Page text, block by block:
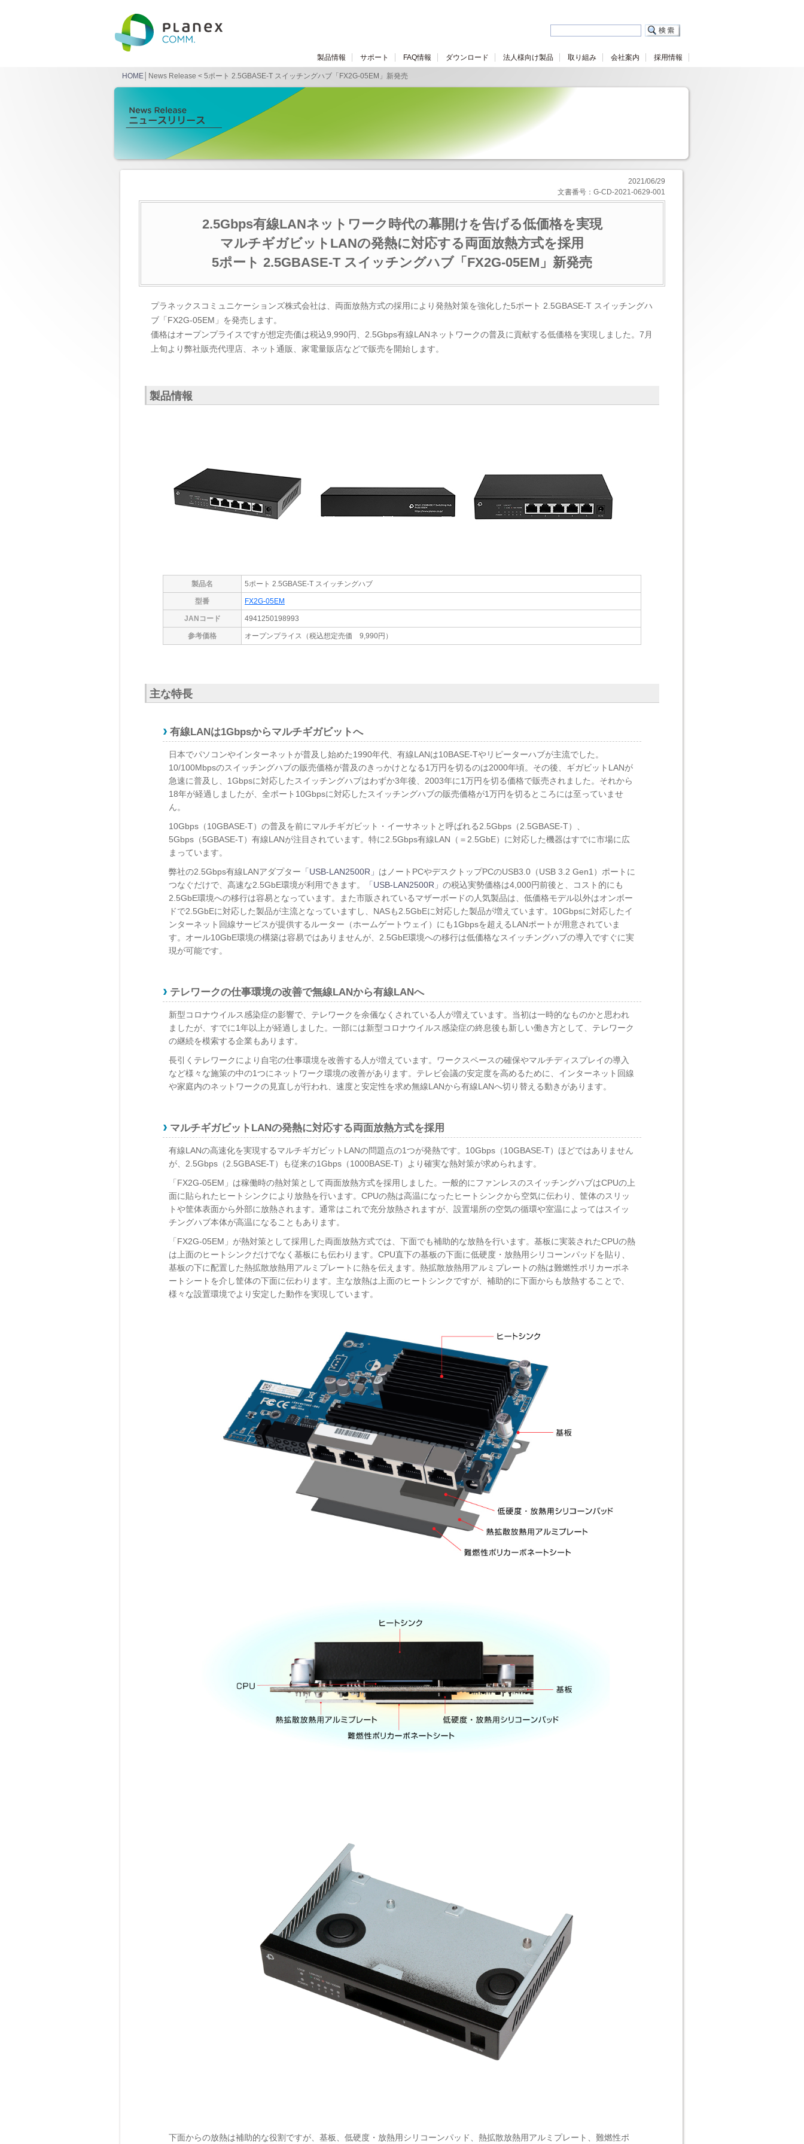
製品情報 サポート FAQ情報 ダウンロード 法人様向け製品 取り組み 会社案内 採用情報
HOME │News Release < 5ポート 2.5GBASE-T スイッチングハブ「FX2G-05EM」新発売
2021/06/29
文書番号：G-CD-2021-0629-001
2.5Gbps有線LANネットワーク時代の幕開けを告げる低価格を実現
マルチギガビットLANの発熱に対応する両面放熱方式を採用
5ポート 2.5GBASE-T スイッチングハブ「FX2G-05EM」新発売
プラネックスコミュニケーションズ株式会社は、両面放熱方式の採用により発熱対策を強化した5ポート 2.5GBASE-T スイッチングハ
ブ「FX2G-05EM」を発売します。
価格はオープンプライスですが想定売価は税込9,990円、2.5Gbps有線LANネットワークの普及に貢献する低価格を実現しました。7月
上旬より弊社販売代理店、ネット通販、家電量販店などで販売を開始します。
製品情報
製品名 5ポート 2.5GBASE-T スイッチングハブ
型番 FX2G-05EM
JANコード 4941250198993
参考価格 オープンプライス（税込想定売価 9,990円）
主な特長
有線LANは1Gbpsからマルチギガビットへ
日本でパソコンやインターネットが普及し始めた1990年代、有線LANは10BASE-Tやリピーターハブが主流でした。
10/100Mbpsのスイッチングハブの販売価格が普及のきっかけとなる1万円を切るのは2000年頃。その後、ギガビットLANが
急速に普及し、1Gbpsに対応したスイッチングハブはわずか3年後、2003年に1万円を切る価格で販売されました。それから
18年が経過しましたが、全ポート10Gbpsに対応したスイッチングハブの販売価格が1万円を切るところには至っていませ
ん。
10Gbps（10GBASE-T）の普及を前にマルチギガビット・イーサネットと呼ばれる2.5Gbps（2.5GBASE-T）、
5Gbps（5GBASE-T）有線LANが注目されています。特に2.5Gbps有線LAN（＝2.5GbE）に対応した機器はすでに市場に広
まっています。
弊社の2.5Gbps有線LANアダプター 「USB-LAN2500R」 はノートPCやデスクトップPCのUSB3.0（USB 3.2 Gen1）ポートに
つなぐだけで、高速な2.5GbE環境が利用できます。
「USB-LAN2500R」 の税込実勢価格は4,000円前後と、コスト的にも
2.5GbE環境への移行は容易となっています。また市販されているマザーボードの人気製品は、低価格モデル以外はオンボー
ドで2.5GbEに対応した製品が主流となっていますし、NASも2.5GbEに対応した製品が増えています。10Gbpsに対応したイ
ンターネット回線サービスが提供するルーター（ホームゲートウェイ）にも1Gbpsを超えるLANポートが用意されていま
す。オール10GbE環境の構築は容易ではありませんが、2.5GbE環境への移行は低価格なスイッチングハブの導入ですぐに実
現が可能です。
テレワークの仕事環境の改善で無線LANから有線LANへ
新型コロナウイルス感染症の影響で、テレワークを余儀なくされている人が増えています。当初は一時的なものかと思われ
ましたが、すでに1年以上が経過しました。一部には新型コロナウイルス感染症の終息後も新しい働き方として、テレワーク
の継続を模索する企業もあります。
長引くテレワークにより自宅の仕事環境を改善する人が増えています。ワークスペースの確保やマルチディスプレイの導入
など様々な施策の中の1つにネットワーク環境の改善があります。テレビ会議の安定度を高めるために、インターネット回線
や家庭内のネットワークの見直しが行われ、速度と安定性を求め無線LANから有線LANへ切り替える動きがあります。
マルチギガビットLANの発熱に対応する両面放熱方式を採用
有線LANの高速化を実現するマルチギガビットLANの問題点の1つが発熱です。10Gbps（10GBASE-T）ほどではありません
が、2.5Gbps（2.5GBASE-T）も従来の1Gbps（1000BASE-T）より確実な熱対策が求められます。
「FX2G-05EM」は稼働時の熱対策として両面放熱方式を採用しました。一般的にファンレスのスイッチングハブはCPUの上
面に貼られたヒートシンクにより放熱を行います。CPUの熱は高温になったヒートシンクから空気に伝わり、筐体のスリッ
トや筐体表面から外部に放熱されます。通常はこれで充分放熱されますが、設置場所の空気の循環や室温によってはスイッ
チングハブ本体が高温になることもあります。
「FX2G-05EM」が熱対策として採用した両面放熱方式では、下面でも補助的な放熱を行います。基板に実装されたCPUの熱
は上面のヒートシンクだけでなく基板にも伝わります。CPU直下の基板の下面に低硬度・放熱用シリコーンパッドを貼り、
基板の下に配置した熱拡散放熱用アルミプレートに熱を伝えます。熱拡散放熱用アルミプレートの熱は難燃性ポリカーボネ
ートシートを介し筐体の下面に伝わります。主な放熱は上面のヒートシンクですが、補助的に下面からも放熱することで、
様々な設置環境でより安定した動作を実現しています。
下面からの放熱は補助的な役割ですが、基板、低硬度・放熱用シリコーンパッド、熱拡散放熱用アルミプレート、難燃性ポ